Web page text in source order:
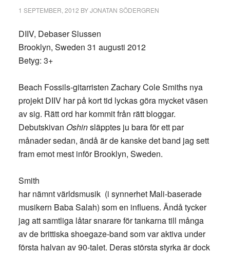
1 SEPTEMBER, 2012 BYJONATAN SÖDERGREN
DIIV, Debaser Slussen
Brooklyn, Sweden 31 augusti 2012
Betyg: 3+
Beach Fossils-gitarristen Zachary Cole Smiths nya
projekt DIIV har på kort tid lyckas göra mycket väsen
av sig. Rätt ord har kommit från rätt bloggar.
Debutskivan Oshinsläpptes ju bara för ett par
månader sedan, ändå är de kanske det band jag sett
fram emot mest inför Brooklyn, Sweden.
Smith
har nämnt världsmusik (i synnerhet Mali-baserade
musikern Baba Salah) som en influens. Ändå tycker
jag att samtliga låtar snarare för tankarna till många
av de brittiska shoegaze-band som var aktiva under
första halvan av 90-talet. Deras största styrka är dock